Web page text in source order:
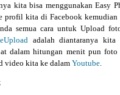
kita bisa menggunakan Easy
profil kita di Facebook kemudian
semua cara untuk Upload
adalah diantaranya kita
dalam hitungan menit pun
video kita ke dalam Youtube.